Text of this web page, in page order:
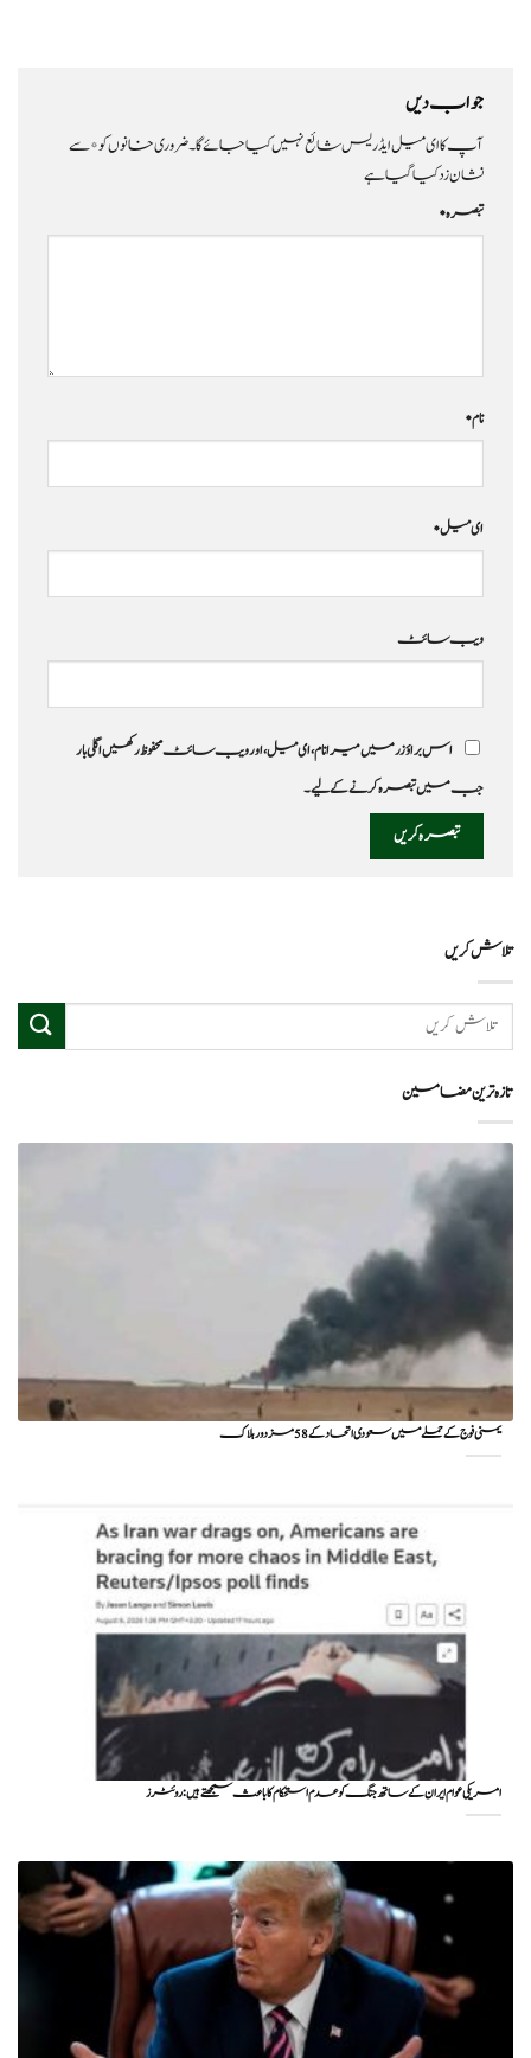
جواب دیں
آپ کا ای میل ایڈریس شائع نہیں کیا جائے گا۔ضروری خانوں کو*سے
نشان زد کیا گیا ہے
تبصرہ*
نام*
ای میل*
ویب‌ سائٹ
اس براؤزر میں میرا نام، ای میل، اور ویب سائٹ محفوظ رکھیں اگلی بار
جب میں تبصرہ کرنے کےلیے۔
تلاش کریں
تازہ ترین مضامین
یمنی فوج کے حملے میں سعودی اتحاد کے 58 مزدور ہلاک
امریکی عوام ایران کے ساتھ جنگ کو عدم استحکام کا باعث سمجھتے ہیں: روئٹرز